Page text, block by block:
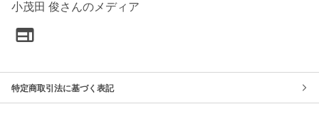
小茂田 俊さんのメディア
特定商取引法に基づく表記